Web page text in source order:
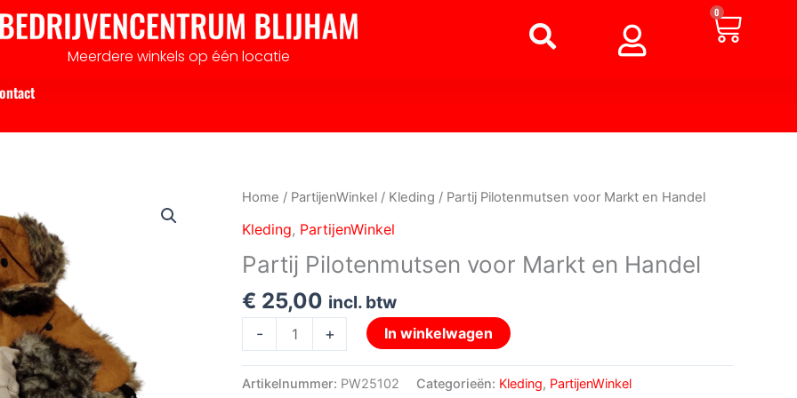
Meerdere winkels op één locatie
0
Home / PartijenWinkel / Kleding / Partij Pilotenmutsen voor Markt en Handel
Kleding, PartijenWinkel
Partij Pilotenmutsen voor Markt en Handel
€ 25,00 incl. btw
-
Partij
Markt
en
Handel
aantal
+ In winkelwagen
Artikelnummer: PW25102 Categorieën: Kleding, PartijenWinkel